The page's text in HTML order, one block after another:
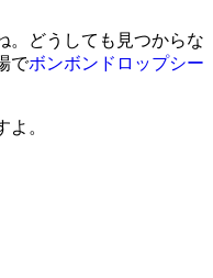
。どうしても見つからな
でボンボンドロップシー
。